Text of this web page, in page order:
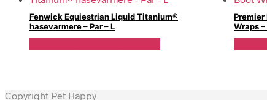
Fenwick Equiestrian Liquid Titanium®
hasevarmere – Par – L
Premier
Wraps –
Copyright Pet Happy